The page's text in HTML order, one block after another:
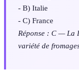
- B) Italie
- C) France
Réponse : C — La
variété de